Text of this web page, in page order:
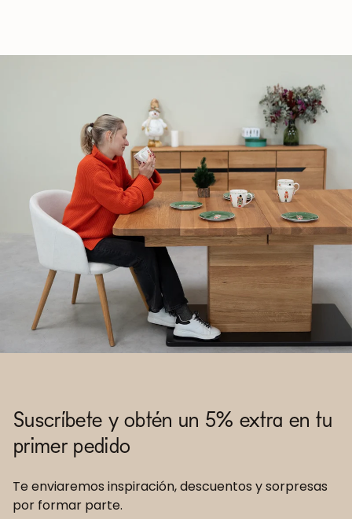
Suscríbete y obtén un 5% extra en tu
primer pedido
Te enviaremos inspiración, descuentos y sorpresas
por formar parte.